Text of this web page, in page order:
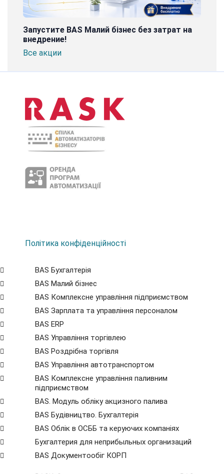
Запустите BAS Малий бізнес без затрат на
внедрение!
Все акции
Політика конфіденційності
BAS Бухгалтерія
BAS Малий бізнес
BAS Комплексне управління підприємством
BAS Зарплата та управління персоналом
BAS ERP
BAS Управління торгівлею
BAS Роздрібна торгівля
BAS Управління автотранспортом
BAS Комплексне управління паливним
підприємством
BAS. Модуль обліку акцизного палива
BAS Будівництво. Бухгалтерія
BAS Облік в ОСББ та керуючих компаніях
Бухгалтерия для неприбыльных организаций
BAS Документообіг КОРП